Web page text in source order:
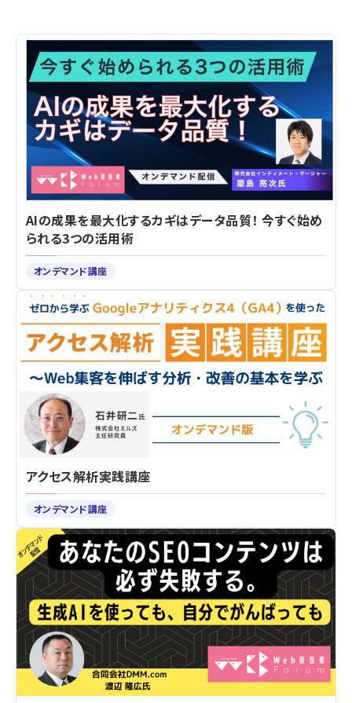
AIの成果を最大化するカギはデータ品質！ 今すぐ始め
られる3つの活用術
オンデマンド講座
アクセス解析実践講座
オンデマンド講座